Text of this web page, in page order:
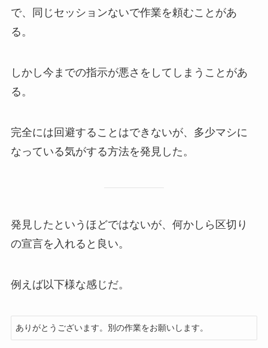
で、同じセッションないで作業を頼むことがあ
る。
しかし今までの指示が悪さをしてしまうことがあ
る。
完全には回避することはできないが、多少マシに
なっている気がする方法を発見した。
発見したというほどではないが、何かしら区切り
の宣言を入れると良い。
例えば以下様な感じだ。
ありがとうございます。別の作業をお願いします。